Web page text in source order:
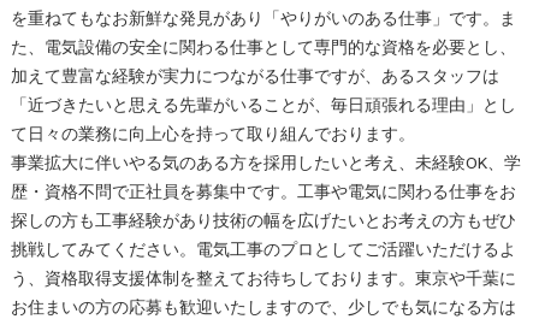
を重ねてもなお新鮮な発見があり「やりがいのある仕事」です。ま
た、電気設備の安全に関わる仕事として専門的な資格を必要とし、
加えて豊富な経験が実力につながる仕事ですが、あるスタッフは
「近づきたいと思える先輩がいることが、毎日頑張れる理由」とし
て日々の業務に向上心を持って取り組んでおります。
事業拡大に伴いやる気のある方を採用したいと考え、未経験OK、学
歴・資格不問で正社員を募集中です。工事や電気に関わる仕事をお
探しの方も工事経験があり技術の幅を広げたいとお考えの方もぜひ
挑戦してみてください。電気工事のプロとしてご活躍いただけるよ
う、資格取得支援体制を整えてお待ちしております。東京や千葉に
お住まいの方の応募も歓迎いたしますので、少しでも気になる方は